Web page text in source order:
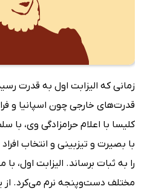
زمانی که الیزابت اول به قدرت
قدرت‌های خارجی چون اسپانیا و
کلیسا با اعلام حرامزادگی وی،
با بصیرت و تیزبینی و انتخاب
را به ثبات برساند. الیزابت اول،
مختلف دست‌وپنجه نرم می‌کرد. از